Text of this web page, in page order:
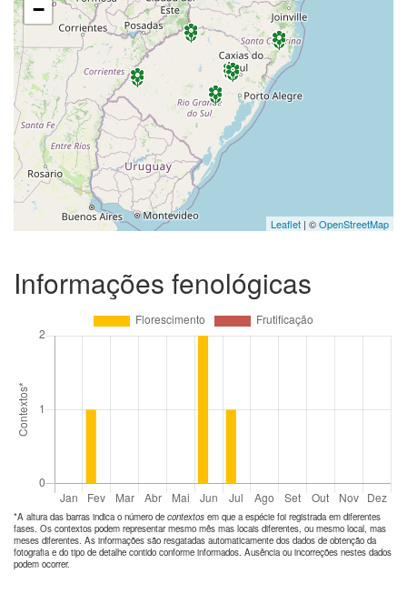
−
Leaflet | ©OpenStreetMap
Informações fenológicas
*A altura das barras indica o número de contextos em que a espécie foi registrada em diferentes
fases. Os contextos podem representar mesmo mês mas locais diferentes, ou mesmo local, mas
meses diferentes. As informações são resgatadas automaticamente dos dados de obtenção da
fotografia e do tipo de detalhe contido conforme informados. Ausência ou incorreções nestes dados
podem ocorrer.